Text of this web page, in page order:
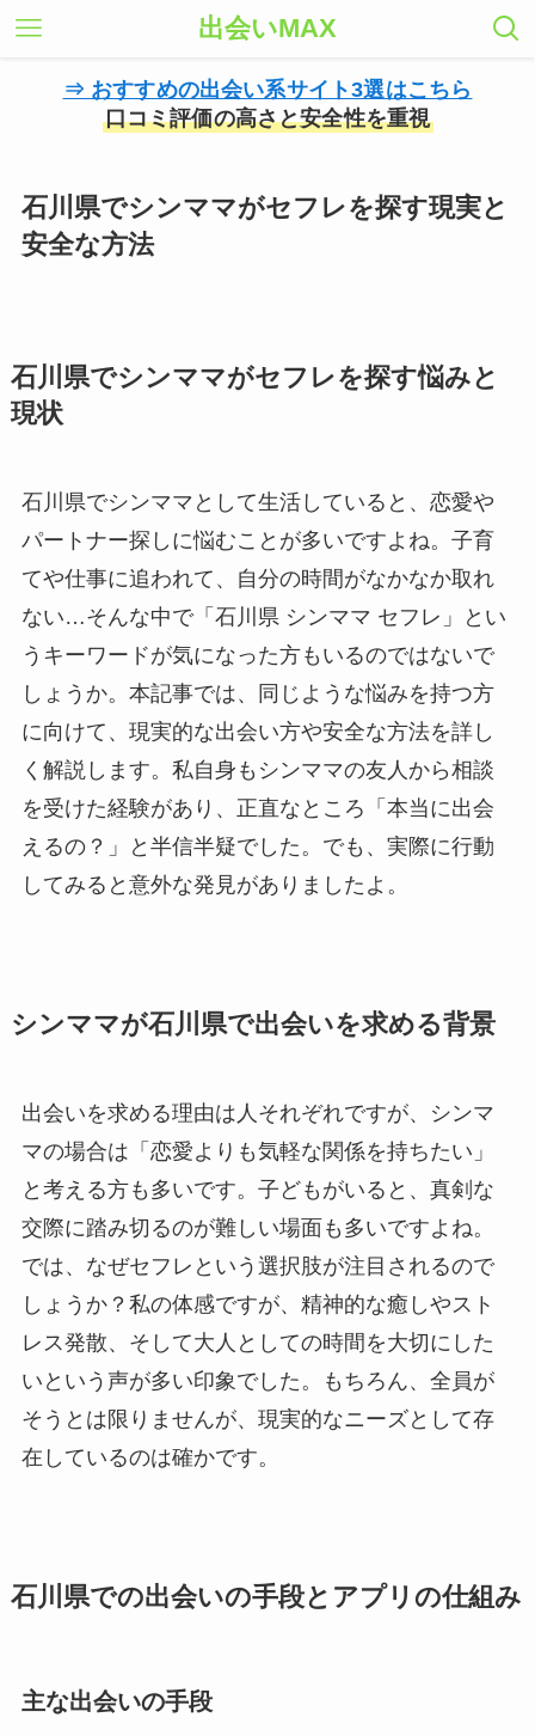
出会いMAX
⇒ おすすめの出会い系サイト3選はこちら
口コミ評価の高さと安全性を重視
石川県でシンママがセフレを探す現実と
安全な方法
石川県でシンママがセフレを探す悩みと
現状
石川県でシンママとして生活していると、恋愛や
パートナー探しに悩むことが多いですよね。子育
てや仕事に追われて、自分の時間がなかなか取れ
ない…そんな中で「石川県 シンママ セフレ」とい
うキーワードが気になった方もいるのではないで
しょうか。本記事では、同じような悩みを持つ方
に向けて、現実的な出会い方や安全な方法を詳し
く解説します。私自身もシンママの友人から相談
を受けた経験があり、正直なところ「本当に出会
えるの？」と半信半疑でした。でも、実際に行動
してみると意外な発見がありましたよ。
シンママが石川県で出会いを求める背景
出会いを求める理由は人それぞれですが、シンマ
マの場合は「恋愛よりも気軽な関係を持ちたい」
と考える方も多いです。子どもがいると、真剣な
交際に踏み切るのが難しい場面も多いですよね。
では、なぜセフレという選択肢が注目されるので
しょうか？私の体感ですが、精神的な癒しやスト
レス発散、そして大人としての時間を大切にした
いという声が多い印象でした。もちろん、全員が
そうとは限りませんが、現実的なニーズとして存
在しているのは確かです。
石川県での出会いの手段とアプリの仕組み
主な出会いの手段